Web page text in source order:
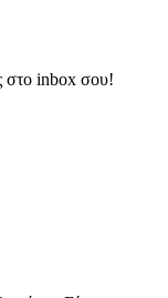
στο inbox σου!